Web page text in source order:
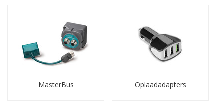
aansturing mogelijk via laptop, PC, app of smartphone.
Interfaces en interface-accessoires
Interfaces zetten informatie van het ene systeem om naar
een ander. Dit maakt koppelingen binnen complexe
monitorfuncties. U vindt hier interface-modules,
MasterBus Oplaadadapters